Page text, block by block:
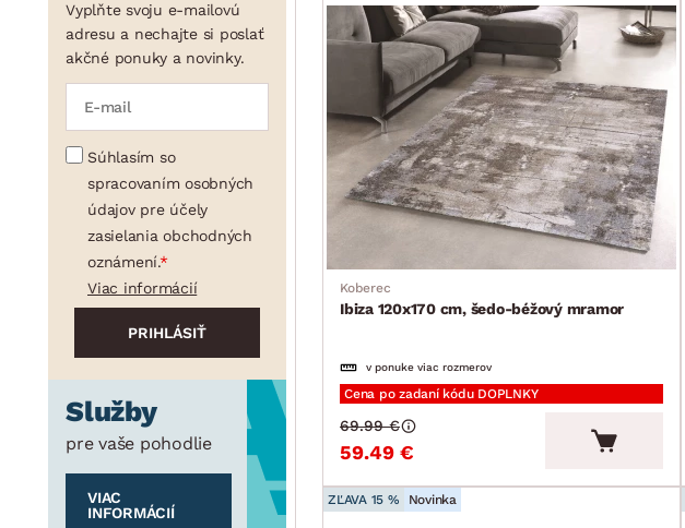
Vyplňte svoju e-mailovú
adresu a nechajte si poslať
akčné ponuky a novinky.
Súhlasím so
spracovaním osobných
údajov pre účely
zasielania obchodných
oznámení.
Viac informácií
Služby
pre vaše pohodlie
VIAC
INFORMÁCIÍ
Koberec
Ibiza 120x170 cm, šedo-béžový mramor
v ponuke viac rozmerov
Cena po zadaní kódu DOPLNKY
59.49 €
69.99 €
ZĽAVA 15 % Novinka